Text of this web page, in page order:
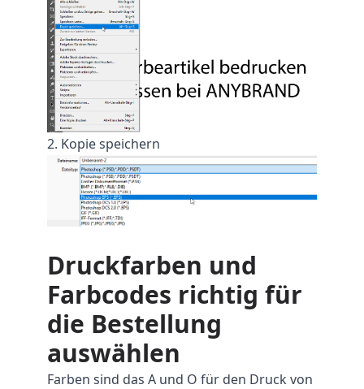
2. Kopie speichern
Druckfarben und
Farbcodes richtig für
die Bestellung
auswählen
Farben sind das A und O für den Druck von